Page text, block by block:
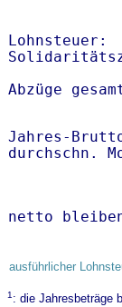
Abzüge
netto
ausführlicher
1: die Jahresbeträge